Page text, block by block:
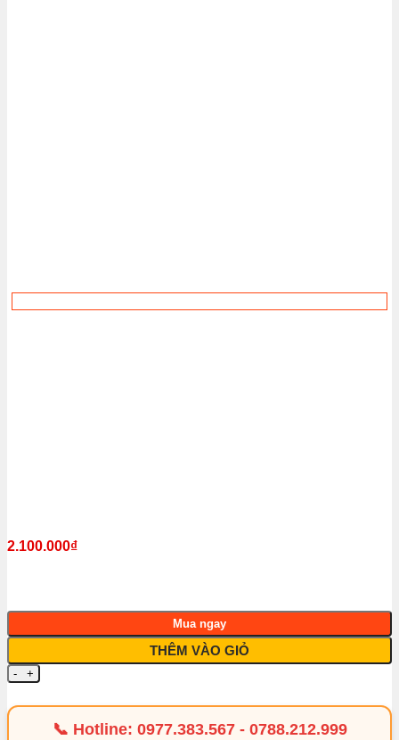
2.100.000₫
Dịch Vụ Thi Công Cách Âm Chống Ồn Ô Tô tại Quận 10 -
THÊM VÀO GIỎ
Mua ngay
📞 Hotline: 0977.383.567- 0788.212.999